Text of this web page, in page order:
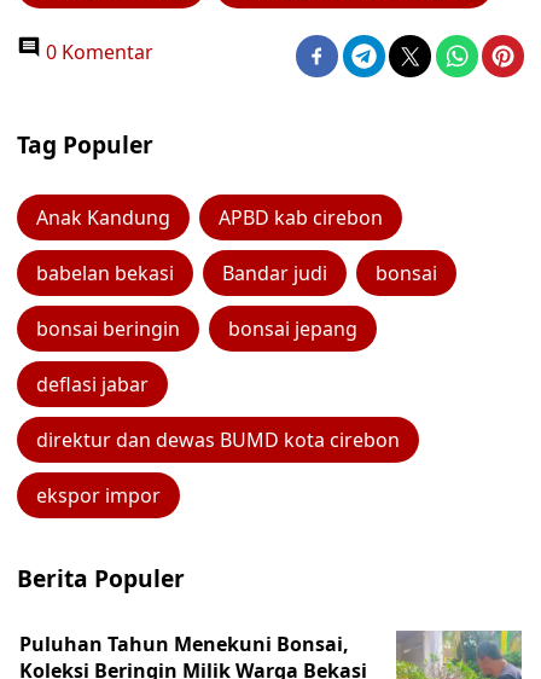
0 Komentar
Tag Populer
Anak Kandung APBD kab cirebon
babelan bekasi Bandar judi bonsai
bonsai beringin bonsai jepang
deflasi jabar
direktur dan dewas BUMD kota cirebon
ekspor impor
Berita Populer
Puluhan Tahun Menekuni Bonsai,
Koleksi Beringin Milik Warga Bekasi